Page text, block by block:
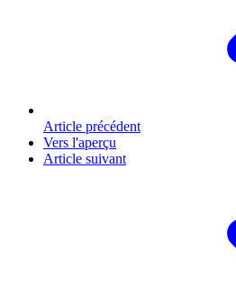
Article précédent
Vers l'aperçu
Article suivant